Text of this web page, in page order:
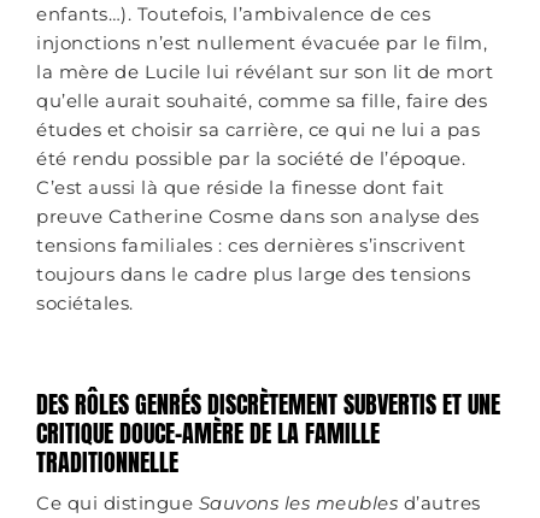
enfants…). Toutefois, l’ambivalence de ces
injonctions n’est nullement évacuée par le film,
la mère de Lucile lui révélant sur son lit de mort
qu’elle aurait souhaité, comme sa fille, faire des
études et choisir sa carrière, ce qui ne lui a pas
été rendu possible par la société de l’époque.
C’est aussi là que réside la finesse dont fait
preuve Catherine Cosme dans son analyse des
tensions familiales : ces dernières s’inscrivent
toujours dans le cadre plus large des tensions
sociétales.
DES RÔLES GENRÉS DISCRÈTEMENT SUBVERTIS ET UNE
CRITIQUE DOUCE-AMÈRE DE LA FAMILLE
TRADITIONNELLE
Ce qui distingue Sauvons les meubles d’autres